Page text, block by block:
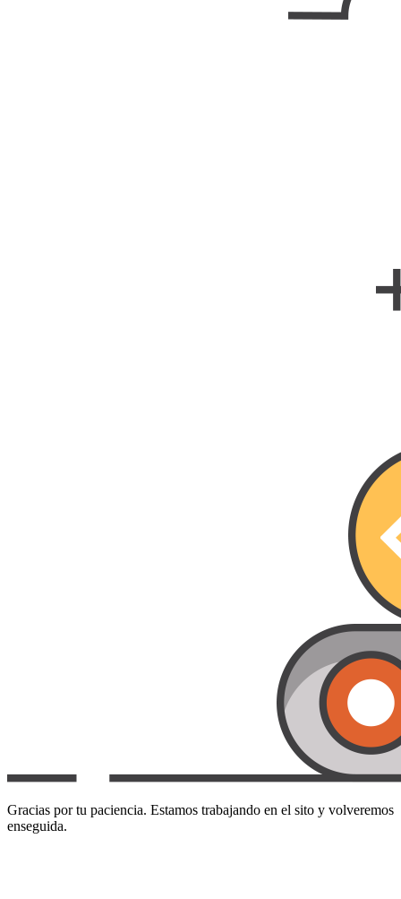
Gracias por tu paciencia. Estamos trabajando en el sito y volveremos
enseguida.